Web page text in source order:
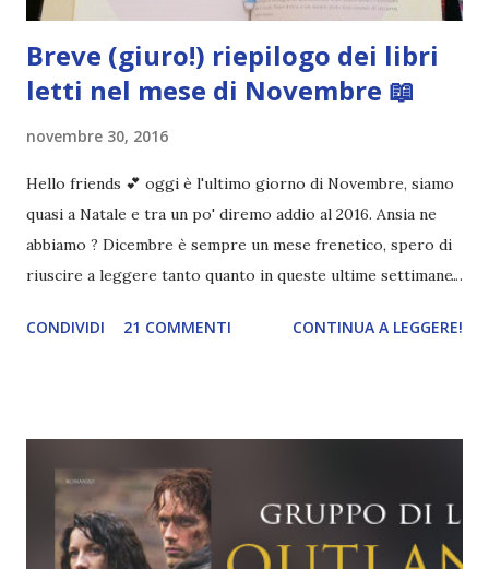
Breve (giuro!) riepilogo dei libri
letti nel mese di Novembre 📖
novembre 30, 2016
Hello friends 💕 oggi è l'ultimo giorno di Novembre, siamo
quasi a Natale e tra un po' diremo addio al 2016. Ansia ne
abbiamo ? Dicembre è sempre un mese frenetico, spero di
riuscire a leggere tanto quanto in queste ultime settimane.
crederci. Breve riepilogo di quello che ho letto nel mese di
qualche giorno fa, non ho resistito e l'ho letto nel giro di
due giorni (ma si legge anche in uno!). Non capisco tutte
queste recensioni negative, perché io l'ho trovato molto
CONDIVIDI 21 COMMENTI CONTINUA A LEGGERE!